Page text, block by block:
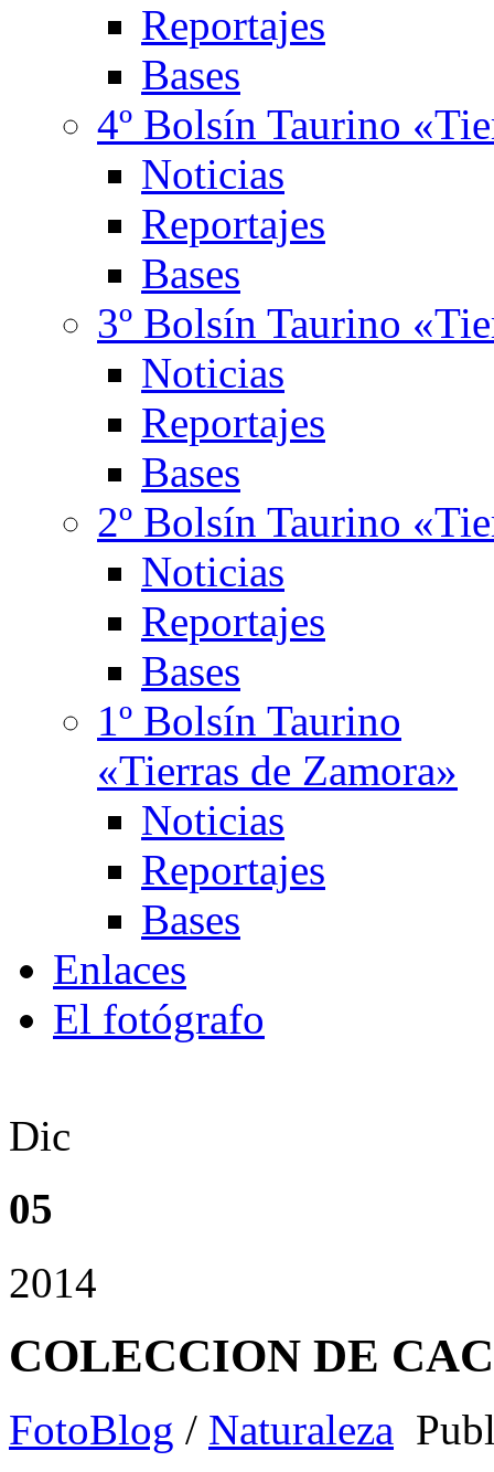
Reportajes
Bases
4º Bolsín Taurino
Noticias
Reportajes
Bases
3º Bolsín Taurino
Noticias
Reportajes
Bases
2º Bolsín Taurino
Noticias
Reportajes
Bases
1º Bolsín Taurino
«Tierras de Zamora»
Noticias
Reportajes
Bases
Enlaces
El fotógrafo
Dic
05
2014
COLECCION DE
FotoBlog / Naturaleza